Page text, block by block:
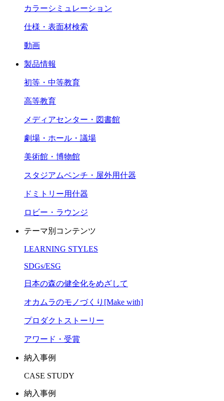
カラーシミュレーション
仕様・表面材検索
動画
製品情報
初等・中等教育
高等教育
メディアセンター・図書館
劇場・ホール・議場
美術館・博物館
スタジアムベンチ・屋外用什器
ドミトリー用什器
ロビー・ラウンジ
テーマ別コンテンツ
LEARNING STYLES
SDGs/ESG
日本の森の健全化をめざして
オカムラのモノづくり[Make with]
プロダクトストーリー
アワード・受賞
納入事例
CASE STUDY
納入事例